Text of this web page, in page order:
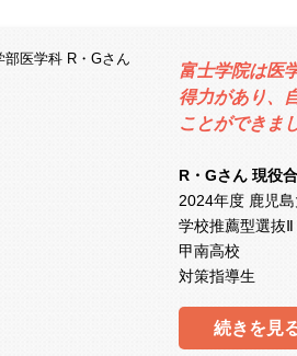
富士学院は医
得力があり、
ことができま
R・Gさん 現役
2024年度 鹿児
学校推薦型選抜Ⅱ
甲南高校
対策指導生
続きを見